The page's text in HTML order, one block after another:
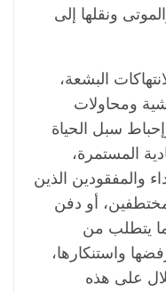
ونقلها إلى
البشعة،
ومحاولات
سبل الحياة
المستمرة،
والمفقودين الذين
أو دفن
يتطلب من
واستنكارها،
على هذه